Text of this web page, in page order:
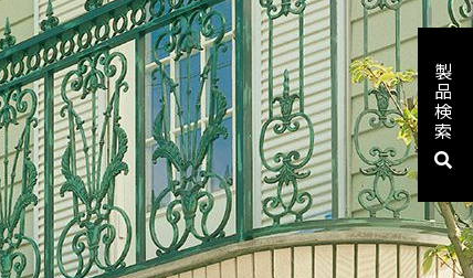
ネーション ユニット
ットタイプ
プ
パネル
タルパネル
アンティック手摺子
リーズ
ロートアイアン
スライディングゲートL/オートスライ
ディングゲート L
オートゲートシステム
標準色・色見本
アルテック製品の安全で正しい使い方
06-6644-6421 メールでのお問合せ
092-482-8435 メールでのお問合せ
03-3764-5811 メールでのお問合せ
著作権・特許について
プライバシーポリシー
Online shop
アルドレックス
Online shop
アルフェーズ
Aluteck-TOSO
アルテック塗装
製
品
検
索